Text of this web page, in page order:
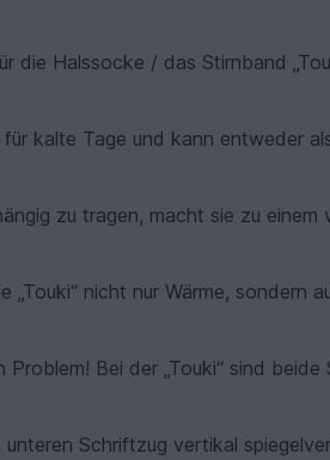
die Halssocke / das Stirnband
kalte Tage und kann entweder
zu tragen, macht sie zu einem
nicht nur Wärme, sondern
Bei der „Touki“ sind beide
Schriftzug vertikal